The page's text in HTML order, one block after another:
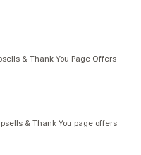
& Thank You Page Offers
& Thank You page offers